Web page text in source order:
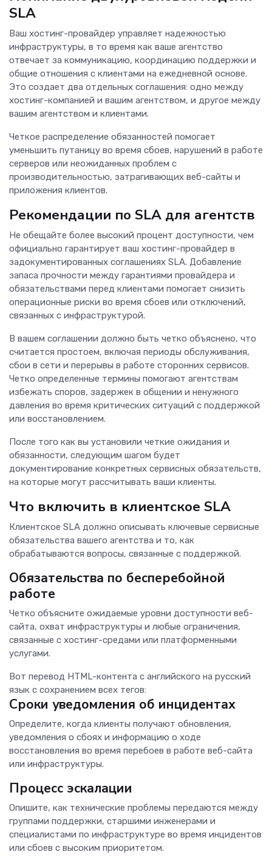
SLA
Ваш хостинг-провайдер управляет надежностью
инфраструктуры, в то время как ваше агентство
отвечает за коммуникацию, координацию поддержки и
общие отношения с клиентами на ежедневной основе.
Это создает два отдельных соглашения: одно между
хостинг-компанией и вашим агентством, и другое между
вашим агентством и клиентами.
Четкое распределение обязанностей помогает
уменьшить путаницу во время сбоев, нарушений в работе
серверов или неожиданных проблем с
производительностью, затрагивающих веб-сайты и
приложения клиентов.
Рекомендации по SLA для агентств
Не обещайте более высокий процент доступности, чем
официально гарантирует ваш хостинг-провайдер в
задокументированных соглашениях SLA. Добавление
запаса прочности между гарантиями провайдера и
обязательствами перед клиентами помогает снизить
операционные риски во время сбоев или отключений,
связанных с инфраструктурой.
В вашем соглашении должно быть четко объяснено, что
считается простоем, включая периоды обслуживания,
сбои в сети и перерывы в работе сторонних сервисов.
Четко определенные термины помогают агентствам
избежать споров, задержек в общении и ненужного
давления во время критических ситуаций с поддержкой
или восстановлением.
После того как вы установили четкие ожидания и
обязанности, следующим шагом будет
документирование конкретных сервисных обязательств,
на которые могут рассчитывать ваши клиенты.
Что включить в клиентское SLA
Клиентское SLA должно описывать ключевые сервисные
обязательства вашего агентства и то, как
обрабатываются вопросы, связанные с поддержкой.
Обязательства по бесперебойной
работе
Четко объясните ожидаемые уровни доступности веб-
сайта, охват инфраструктуры и любые ограничения,
связанные с хостинг-средами или платформенными
услугами.
Вот перевод HTML-контента с английского на русский
язык с сохранением всех тегов:
Сроки уведомления об инцидентах
Определите, когда клиенты получают обновления,
уведомления о сбоях и информацию о ходе
восстановления во время перебоев в работе веб-сайта
или инфраструктуры.
Процесс эскалации
Опишите, как технические проблемы передаются между
группами поддержки, старшими инженерами и
специалистами по инфраструктуре во время инцидентов
или сбоев с высоким приоритетом.